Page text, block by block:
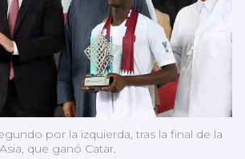
por la izquierda, tras la final de la
que ganó Catar.